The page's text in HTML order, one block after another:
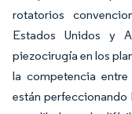
rotatorios
Estados Unidos y
piezocirugía en los
la competencia
están perfeccionando